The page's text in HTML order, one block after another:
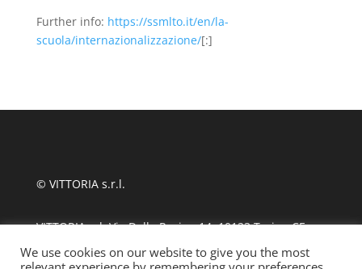
Further info: https://ssmlto.it/en/la-
scuola/internazionalizzazione/[:]
© VITTORIA s.r.l.
VITTORIA srl, Via Delle Rosine 14, 10123 Torino CF
11124480010
We use cookies on our website to give you the most